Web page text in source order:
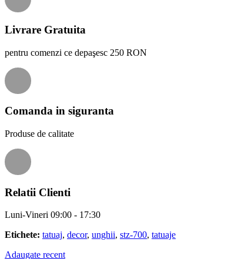
Livrare Gratuita
pentru comenzi ce depaşesc 250 RON
Comanda in siguranta
Produse de calitate
Relatii Clienti
Luni-Vineri 09:00 - 17:30
Etichete: tatuaj, decor, unghii, stz-700, tatuaje
Adaugate recent